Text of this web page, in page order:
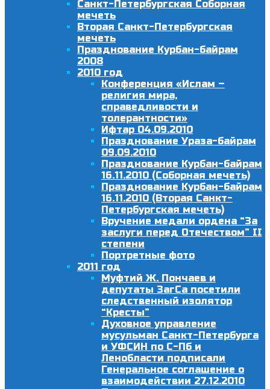
Санкт-Петербургская Соборная
мечеть
Вторая Санкт-Петербургская
мечеть
Празднование Курбан-байрам
2008
2010 год
Конференция «Ислам –
религия мира,
справедливости и
толерантности»
Ифтар 04.09.2010
Празднование Ураза-байрам
09.09.2010
Празднование Курбан-байрам
16.11.2010 (Соборная мечеть)
Празднование Курбан-байрам
16.11.2010 (Вторая Санкт-
Петербургская мечеть)
Вручение медали ордена “За
заслуги перед Отечеством” II
степени
Портретные фото
2011 год
Муфтий Ж. Пончаев и
депутаты ЗагСа посетили
следственный изолятор
“Кресты”
Духовное управление
мусульман Санкт-Петербурга
и УФСИН по С-Пб и
Ленобласти подписали
Генеральное соглашение о
взаимодействии 27.12.2010